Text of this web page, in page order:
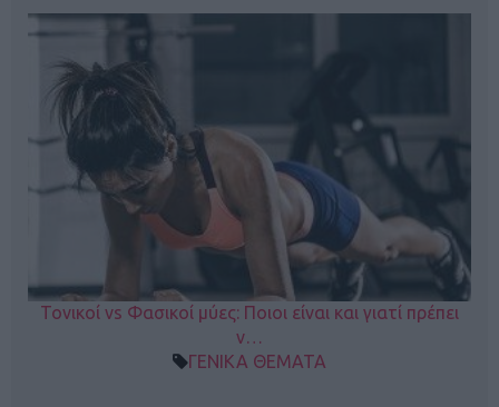
Τονικοί vs Φασικοί μύες: Ποιοι είναι και γιατί πρέπει
ν…
ΓΕΝΙΚΑ ΘΕΜΑΤΑ